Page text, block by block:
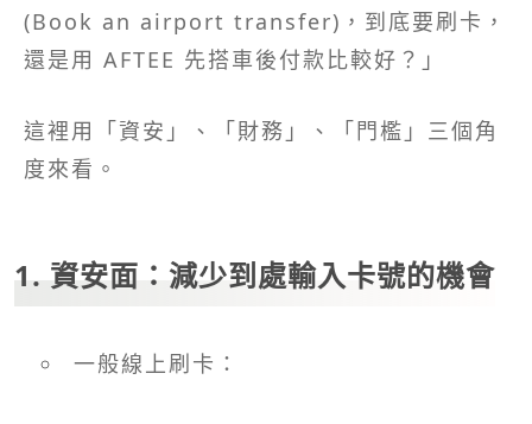
(Book an airport transfer)，到底要刷卡，
還是用 AFTEE 先搭車後付款比較好？」
這裡用「資安」、「財務」、「門檻」三個角
度來看。
1. 資安面：減少到處輸入卡號的機會
一般線上刷卡：